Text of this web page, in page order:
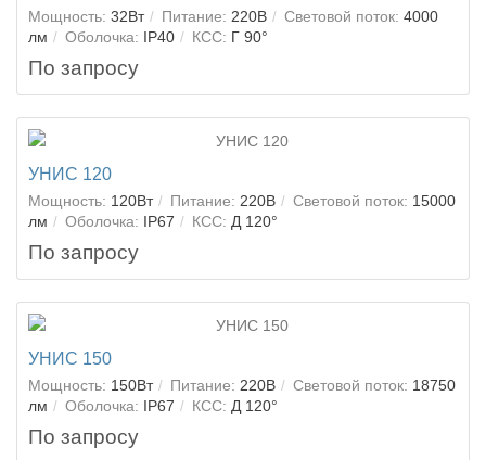
Мощность: 32Вт Питание: 220В Световой поток: 4000
лм
Оболочка: IP40 КСС: Г 90°
По запросу
УНИС 120
Мощность: 120Вт Питание: 220В Световой поток: 15000
лм
Оболочка: IP67 КСС: Д 120°
По запросу
УНИС 150
Мощность: 150Вт Питание: 220В Световой поток: 18750
лм
Оболочка: IP67 КСС: Д 120°
По запросу